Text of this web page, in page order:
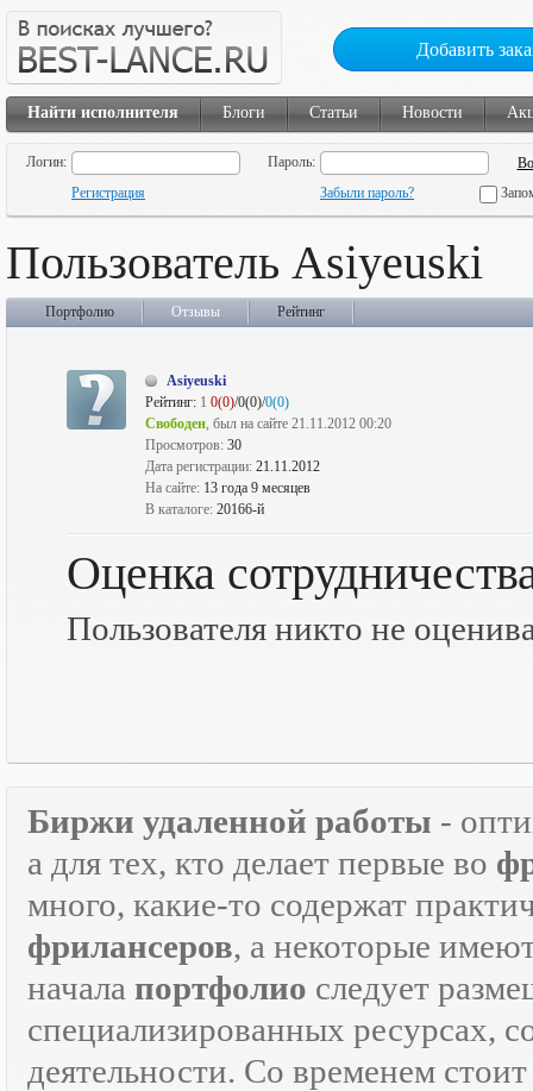
Добавить
Найти исполнителя Блоги Статьи Новости
Логин:
Пароль:
Регистрация
Забыли пароль?
Пользователь Asiyeuski
Портфолио Отзывы Рейтинг
Asiyeuski
Рейтинг: 1 0(0)/0(0)/0(0)
Свободен, был на сайте 21.11.2012 00:20
Просмотров: 30
Дата регистрации: 21.11.2012
На сайте: 13 года 9 месяцев
В каталоге: 20166-й
Оценка
Пользователя никто не
Биржи удаленной работы -
а для тех, кто делает первые во
много, какие-то содержат
фрилансеров, а некоторые
начала портфолио следует
специализированных ресурсах,
деятельности. Со временем